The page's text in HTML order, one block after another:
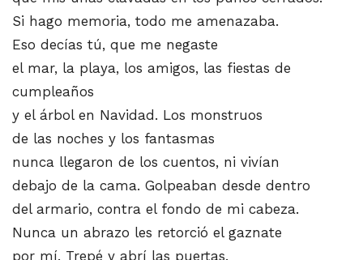
Si hago memoria, todo me amenazaba.
Eso decías tú, que me negaste
el mar, la playa, los amigos, las fiestas de
cumpleaños
y el árbol en Navidad. Los monstruos
de las noches y los fantasmas
nunca llegaron de los cuentos, ni vivían
debajo de la cama. Golpeaban desde dentro
del armario, contra el fondo de mi cabeza.
Nunca un abrazo les retorció el gaznate
por mí. Trepé y abrí las puertas.